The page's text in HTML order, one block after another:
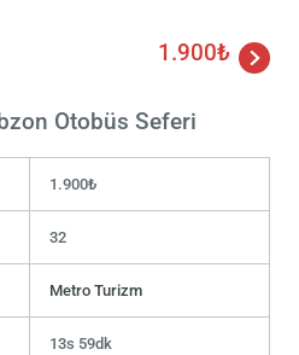
1.900₺
Otobüs Seferi
1.900₺
32
Metro Turizm
13s 59dk